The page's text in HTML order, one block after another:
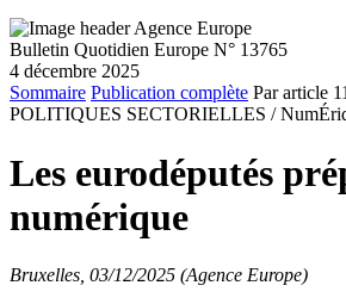
Bulletin Quotidien Europe N° 13765
4 décembre 2025
Sommaire Publication complète Par article 11
POLITIQUES SECTORIELLES /
Les eurodéputés
numérique
Bruxelles, 03/12/2025 (Agence Europe)